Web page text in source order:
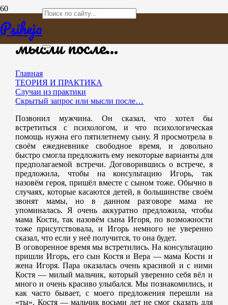
Psiheja
Скрытый запрос или
мысли после…
Главная
ТЕОРИЯ И ПРАКТИКА
Случаи из практики
Скрытый запрос или мысли после…
Позвонил мужчина. Он сказал, что хотел бы
встретиться с психологом, и что психологическая
помощь нужна его пятилетнему сыну. Я просмотрела в
своём ежедневнике свободное время, и довольно
быстро смогла предложить ему некоторые варианты для
предполагаемой встречи. Договорившись о встрече, я
предложила, чтобы на консультацию Игорь, так
назовём героя, пришёл вместе с сыном тоже. Обычно в
случаях, которые касаются детей, в большинстве своём
звонят мамы, но в данном разговоре мама не
упоминалась. Я очень аккуратно предложила, чтобы
мама Кости, так назовём сына Игоря, по возможности
тоже присутствовала, и Игорь немного не уверенно
сказал, что если у неё получится, то она будет.
В оговоренное время мы встретились. На консультацию
пришли Игорь, его сын Костя и Вера — мама Кости и
жена Игоря. Пара оказалась очень красивой и с ними
Костя — милый мальчик, который уверенно себя вёл и
много и очень красиво улыбался. Мы познакомились, и
как часто бывает, с моего предложения перешли на
«ты». Костя — мальчик восьми лет не смог сказать для